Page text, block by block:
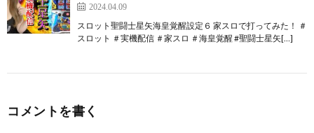
2024.04.09
スロット聖闘士星矢海皇覚醒設定６ 家スロで打ってみた！ ＃
スロット ＃実機配信 ＃家スロ ＃海皇覚醒 #聖闘士星矢[…]
コメントを書く